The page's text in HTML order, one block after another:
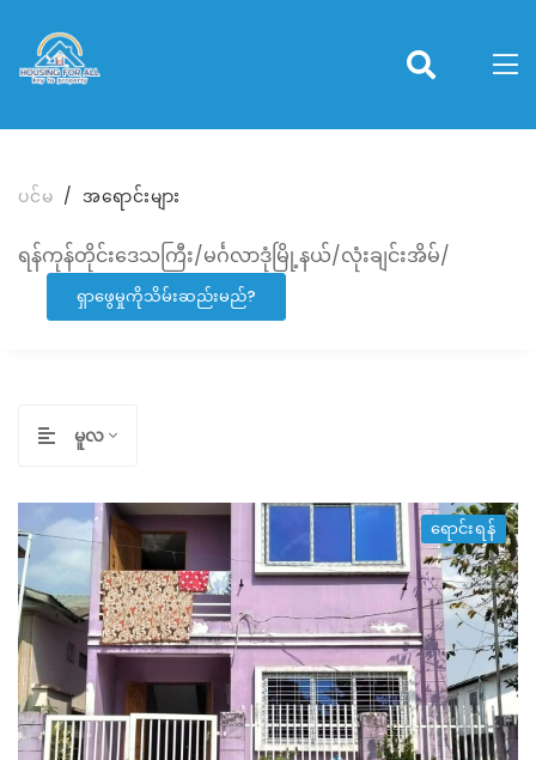
ပင်မ အရောင်းများ
ရန်ကုန်တိုင်းဒေသကြီး/မင်္ဂလာဒုံမြို့နယ်/လုံးချင်းအိမ်/
ရှာဖွေမှုကိုသိမ်းဆည်းမည်?
မူလ
ရောင်းရန်